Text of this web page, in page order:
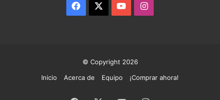
Facebook YouTubeInstagram
© Copyright 2026
Inicio
Acerca de Equipo ¡Comprar ahora!